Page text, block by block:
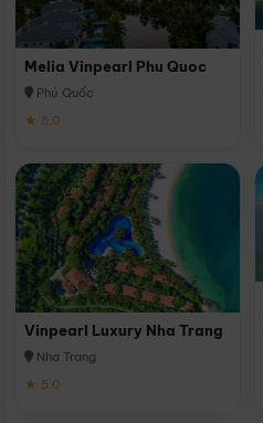
Melia Vinpearl Phu Quoc
Phú Quốc
★ 5.0
Vinpearl Luxury Nha Trang
Nha Trang
★ 5.0